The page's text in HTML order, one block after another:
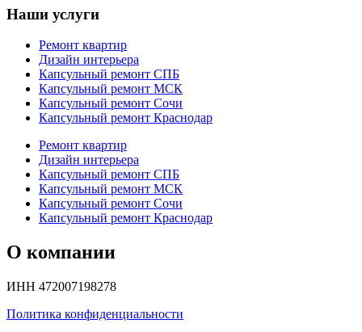
Наши услуги
Ремонт квартир
Дизайн интерьера
Капсульный ремонт СПБ
Капсульный ремонт МСК
Капсульный ремонт Сочи
Капсульный ремонт Краснодар
Ремонт квартир
Дизайн интерьера
Капсульный ремонт СПБ
Капсульный ремонт МСК
Капсульный ремонт Сочи
Капсульный ремонт Краснодар
О компании
ИНН 472007198278
Политика конфиденциальности